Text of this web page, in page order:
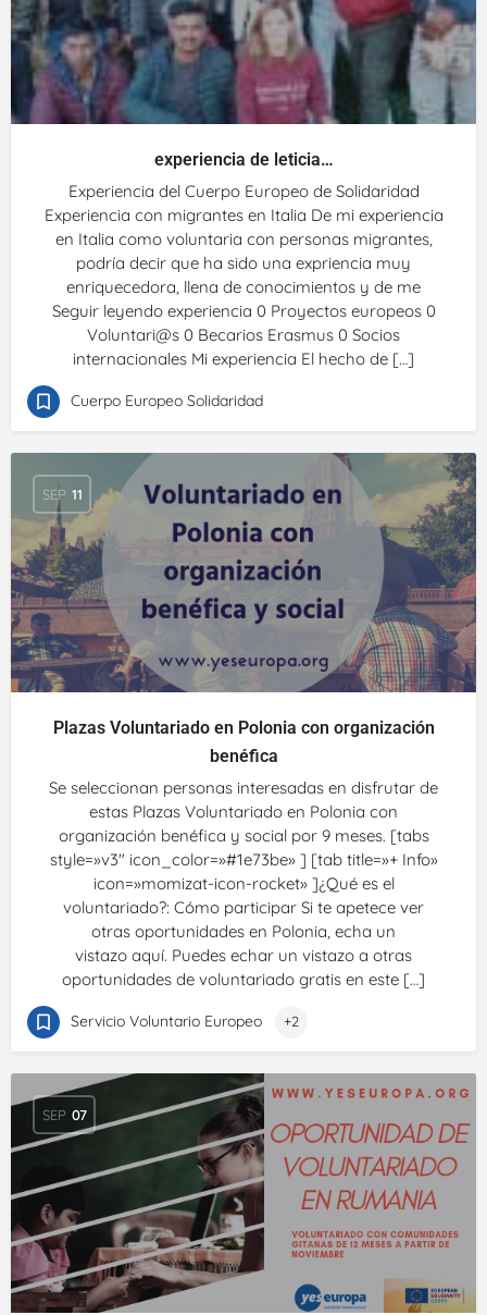
experiencia de leticia…
Experiencia del Cuerpo Europeo de Solidaridad
Experiencia con migrantes en Italia De mi experiencia
en Italia como voluntaria con personas migrantes,
podría decir que ha sido una expriencia muy
enriquecedora, llena de conocimientos y de me
Seguir leyendo experiencia 0 Proyectos europeos 0
Voluntari@s 0 Becarios Erasmus 0 Socios
internacionales Mi experiencia El hecho de […]
Cuerpo Europeo Solidaridad
SEP 11
Plazas Voluntariado en Polonia con organización
benéfica
Se seleccionan personas interesadas en disfrutar de
estas Plazas Voluntariado en Polonia con
organización benéfica y social por 9 meses. [tabs
style=»v3″ icon_color=»#1e73be» ] [tab title=»+ Info»
icon=»momizat-icon-rocket» ]¿Qué es el
voluntariado?: Cómo participar Si te apetece ver
otras oportunidades en Polonia, echa un
vistazo aquí. Puedes echar un vistazo a otras
oportunidades de voluntariado gratis en este […]
Servicio Voluntario Europeo +2
SEP 07